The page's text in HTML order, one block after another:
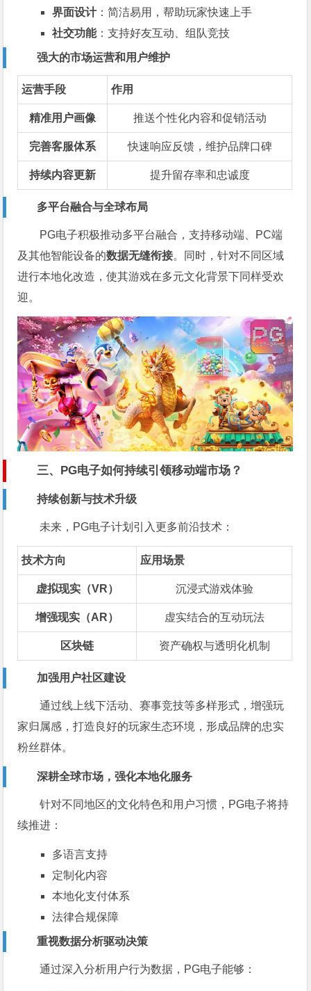
界面设计：简洁易用，帮助玩家快速上手
社交功能：支持好友互动、组队竞技
强大的市场运营和用户维护
运营手段 作用
精准用户画像 推送个性化内容和促销活动
完善客服体系 快速响应反馈，维护品牌口碑
持续内容更新 提升留存率和忠诚度
多平台融合与全球布局
PG电子积极推动多平台融合，支持移动端、PC端
及其他智能设备的数据无缝衔接。同时，针对不同区域
进行本地化改造，使其游戏在多元文化背景下同样受欢
迎。
三、PG电子如何持续引领移动端市场？
持续创新与技术升级
未来，PG电子计划引入更多前沿技术：
技术方向 应用场景
虚拟现实（VR） 沉浸式游戏体验
增强现实（AR） 虚实结合的互动玩法
区块链 资产确权与透明化机制
加强用户社区建设
通过线上线下活动、赛事竞技等多样形式，增强玩
家归属感，打造良好的玩家生态环境，形成品牌的忠实
粉丝群体。
深耕全球市场，强化本地化服务
针对不同地区的文化特色和用户习惯，PG电子将持
续推进：
多语言支持
定制化内容
本地化支付体系
法律合规保障
重视数据分析驱动决策
通过深入分析用户行为数据，PG电子能够：